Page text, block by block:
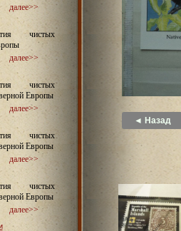
далее>>
чистых
далее>>
чистых
Европы
далее>>
чистых
Европы
далее>>
чистых
Европы
далее>>
◄ Назад